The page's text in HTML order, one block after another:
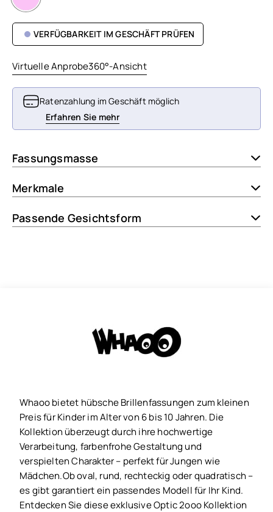
VERFÜGBARKEIT IM GESCHÄFT PRÜFEN
Virtuelle Anprobe360°-Ansicht
Ratenzahlung im Geschäft möglich
Erfahren Sie mehr
Fassungsmasse
Merkmale
Passende Gesichtsform
Whaoo bietet hübsche Brillenfassungen zum kleinen
Preis für Kinder im Alter von 6 bis 10 Jahren. Die
Kollektion überzeugt durch ihre hochwertige
Verarbeitung, farbenfrohe Gestaltung und
verspielten Charakter – perfekt für Jungen wie
Mädchen.Ob oval, rund, rechteckig oder quadratisch –
es gibt garantiert ein passendes Modell für Ihr Kind.
Entdecken Sie diese exklusive Optic 2ooo Kollektion